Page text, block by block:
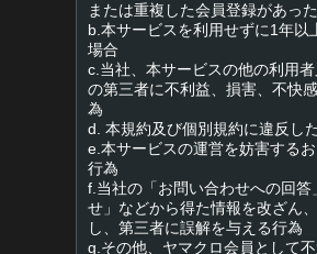
または重複した会員登録があっ
b.本サービスを利用せずに1年以
場合
c.当社、本サービスの他の利用
の第三者に不利益、損害、不快
為
d. 本規約及び個別規約に違反し
e.本サービスの運営を妨害する
行為
f.当社の「お問い合わせへの回答
せ」などから得た情報を改ざん
し、第三者に誤解を与える行為
g.その他、ヤマクロ会員として